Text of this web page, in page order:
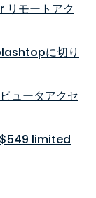
モートアク
に切り
ュータアクセ
$549 limited